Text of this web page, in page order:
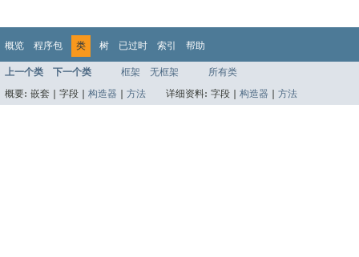
概览 程序包 类 树 已过时 索引 帮助
上一个类 下一个类 框架 无框架
所有类
概要: 嵌套 | 字段 | 构造器 方法 详细资料: 字段 | 构造器 方法